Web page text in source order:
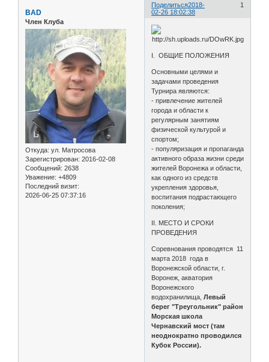
Поделиться 1
2018-
02-26 18:02:38
BAD
Член Клуба
Откуда: ул. Матросова
Зарегистрирован: 2016-02-08
Сообщений: 2638
Уважение: +4809
Последний визит:
2026-06-25 07:37:16
I. ОБЩИЕ ПОЛОЖЕНИЯ
Основными целями и
задачами проведения
Турнира являются:
- привлечение жителей
города и области к
регулярным занятиям
физической культурой и
спортом;
- популяризация и пропаганда
активного образа жизни среди
жителей Воронежа и области,
как одного из средств
укрепления здоровья,
воспитания подрастающего
поколения;
II. МЕСТО И СРОКИ
ПРОВЕДЕНИЯ
Соревнования проводятся 11
марта 2018 года в
Воронежской области, г.
Воронеж, акватория
Воронежского
водохранилища,Левый
берег "Треугольник" район
Морская школа
Чернавский мост (там
неоднократно проводился
Кубок России).